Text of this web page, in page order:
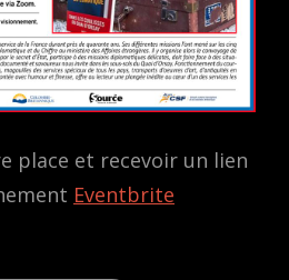
place et recevoir un lien
Eventbrite